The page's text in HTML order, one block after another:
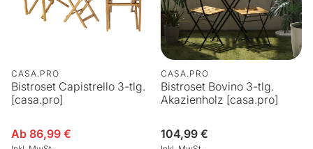
CASA.PRO
Bistroset Capistrello 3-tlg.
[casa.pro]
Verkaufspreis
Ab 86,99 €
CASA.PRO
Bistroset Bovino 3-tlg.
Akazienholz [casa.pro]
Normaler
104,99 €